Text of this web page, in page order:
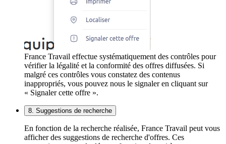
France Travail effectue systématiquement des contrôles pour
vérifier la légalité et la conformité des offres diffusées. Si
malgré ces contrôles vous constatez des contenus
inappropriés, vous pouvez nous le signaler en cliquant sur
« Signaler cette offre ».
8. Suggestions de recherche
En fonction de la recherche réalisée, France Travail peut vous
afficher des suggestions de recherche d'offres. Ces